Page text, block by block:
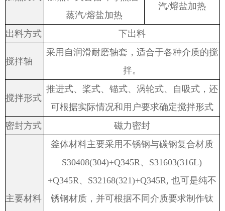
蒸汽/熔盐加热
汽/熔盐加热
出料方式 下出料
搅拌轴
采用自润滑耐磨轴套，适合于各种介质的搅
拌。
搅拌形式
推进式、桨式、锚式、涡轮式、自吸式，还
可根据实际情况和用户要求确定搅拌形式
密封方式
磁力密封
主要材料
釜体材料主要采用不锈钢与碳钢复合材质
S30408(304)+Q345R、 S31603(316L)
+Q345R、 S32168(321)+Q345R, 也可是纯不
锈钢材质，并可根据不同介质要求制作钛